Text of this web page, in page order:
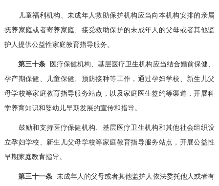
儿童福利机构、未成年人救助保护机构应当向本机构安排的亲属
抚养家庭或者寄养家庭、接受救助保护的未成年人的父母或者其他监
护人提供公益性家庭教育指导服务。
第三十条
医疗保健机构、基层医疗卫生机构应当结合婚前保健、
孕产期保健、儿童保健、预防接种等工作，通过孕妇学校、新生儿父
母学校等家庭教育指导服务站点，以及家庭医生签约等渠道，开展科
学养育知识和婴幼儿早期发展的宣传和指导。
鼓励和支持医疗保健机构、基层医疗卫生机构和其他社会组织设
立孕妇学校、新生儿父母学校等家庭教育指导服务站点，开展公益性
早期家庭教育指导。
第三十一条 未成年人的父母或者其他监护人依法委托他人或者有